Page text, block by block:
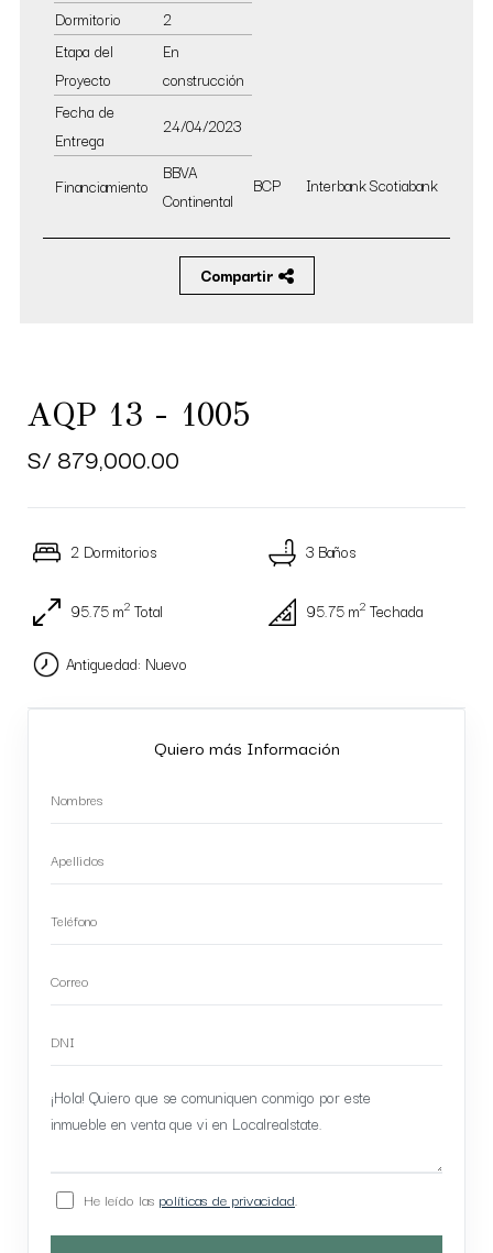
Dormitorio
2
Etapa del
Proyecto
En
construcción
Fecha de
Entrega
24/04/2023
Financiamiento
BBVA
Continental
BCP InterbankScotiabank
Compartir
AQP 13 - 1005
S/ 879,000.00
2 Dormitorios 3 Baños
95.75 m2 Total 95.75 m2 Techada
Antiguedad: Nuevo
Quiero más Información
He leído las políticas de privacidad